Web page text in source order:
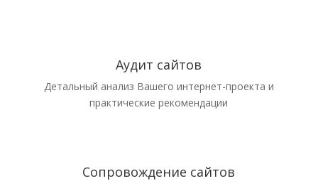
Аудит сайтов
Детальный анализ Вашего интернет-проекта и
практические рекомендации
Сопровождение сайтов